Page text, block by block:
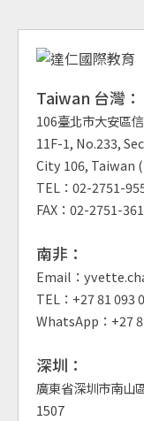
Taiwan 台灣：
106臺北市大安區
11F-1, No.233,
City 106, Taiwan
TEL：02-2751-
FAX：02-2751-
南非：
Email：
TEL：+27 81 093
WhatsApp：+27
深圳：
廣東省深圳市南山
1507